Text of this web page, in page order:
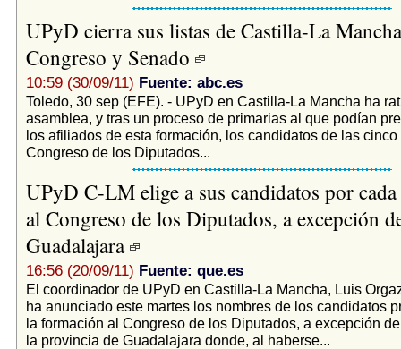
UPyD cierra sus listas de Castilla-La
Congreso y Senado
10:59 (30/09/11) Fuente: abc.es
Toledo, 30 sep (EFE). - UPyD en Castilla-La Mancha ha
asamblea, y tras un proceso de primarias al que podían
los afiliados de esta formación, los candidatos de las
Congreso de los Diputados...
UPyD C-LM elige a sus candidatos por
al Congreso de los Diputados, a excepción
Guadalajara
16:56 (20/09/11) Fuente: que.es
El coordinador de UPyD en Castilla-La Mancha, Luis
ha anunciado este martes los nombres de los candidatos
la formación al Congreso de los Diputados, a excepción
la provincia de Guadalajara donde, al haberse...